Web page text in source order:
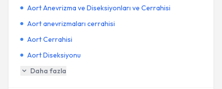
Aort Anevrizma ve Diseksiyonları ve Cerrahisi
Aort anevrizmaları cerrahisi
Aort Cerrahisi
Aort Diseksiyonu
Daha fazla